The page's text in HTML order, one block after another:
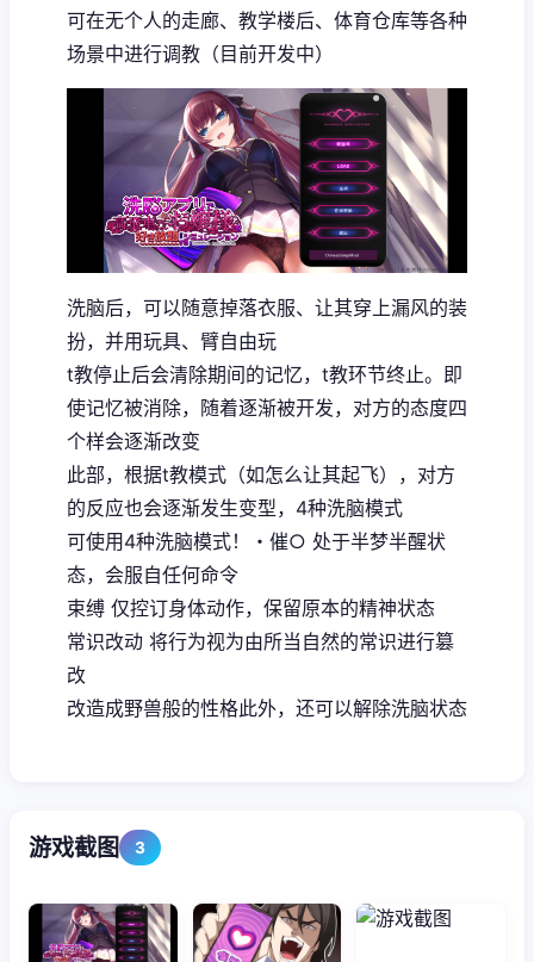
可在无个人的走廊、教学楼后、体育仓库等各种
场景中进行调教（目前开发中）
洗脑后，可以随意掉落衣服、让其穿上漏风的装
扮，并用玩具、臂自由玩
t教停止后会清除期间的记忆，t教环节终止。即
使记忆被消除，随着逐渐被开发，对方的态度四
个样会逐渐改变
此部，根据t教模式（如怎么让其起飞），对方
的反应也会逐渐发生变型，4种洗脑模式
可使用4种洗脑模式！・催○ 处于半梦半醒状
态，会服自任何命令
束缚 仅控订身体动作，保留原本的精神状态
常识改动 将行为视为由所当自然的常识进行篡
改
改造成野兽般的性格此外，还可以解除洗脑状态
游戏截图 3